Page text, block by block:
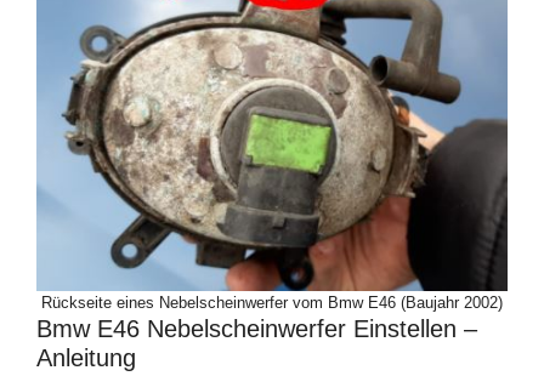
Rückseite eines Nebelscheinwerfer vom Bmw E46 (Baujahr 2002)
Bmw E46 Nebelscheinwerfer Einstellen –
Anleitung